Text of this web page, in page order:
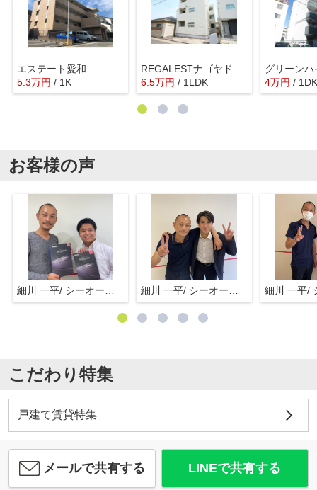
エステート愛和
5.3万円 / 1K
6.5万円 / 1LDK
グリーンハ
4万円 / 1DK
お客様の声
こだわり特集
戸建て賃貸特集
メールで共有する LINEで共有する